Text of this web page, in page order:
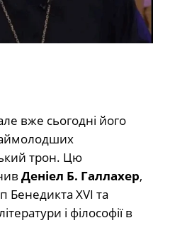
вже сьогодні його
трон. Цю
Деніел Б. Галлахер,
Бенедикта XVI та
і філософії в